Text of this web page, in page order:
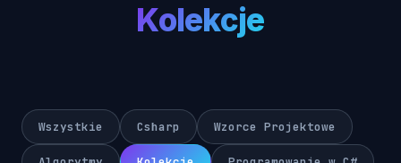
Kolekcje
Wszystkie Csharp Wzorce Projektowe